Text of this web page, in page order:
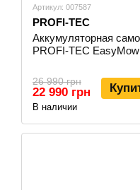
Артикул: 007587
PROFI-TEC
Аккумуляторная
PROFI-TEC
26 990 грн
22 990 грн
В наличии